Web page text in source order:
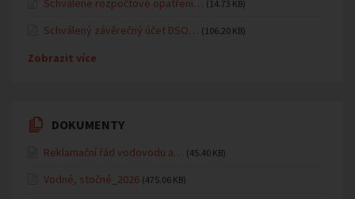
Schválené rozpočtové opatření… (14.73 KB)
Schválený závěrečný účet DSO… (106.20 KB)
Zobrazit více
DOKUMENTY
Reklamační řád vodovodu a… (45.40 KB)
Vodné, stočné_2026 (475.06 KB)